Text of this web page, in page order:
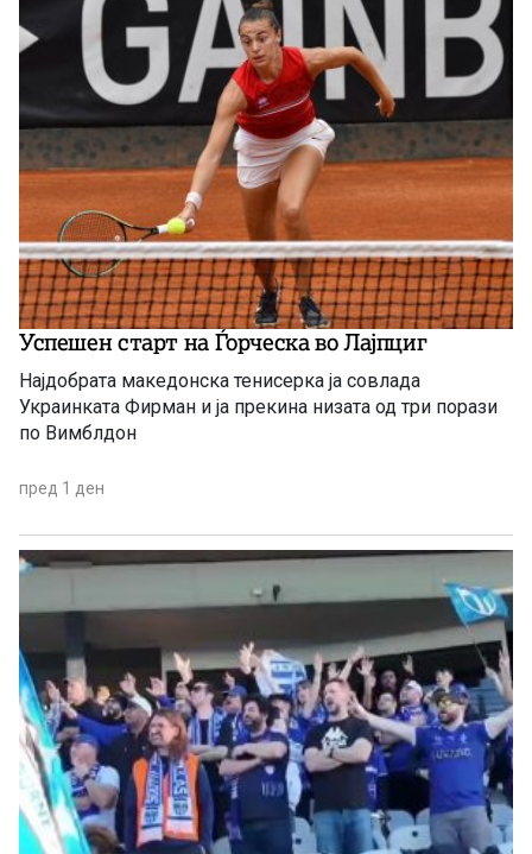
Успешен старт на Ѓорческа во Лајпциг
Најдобрата македонска тенисерка ја совлада
Украинката Фирман и ја прекина низата од три порази
по Вимблдон
пред 1 ден